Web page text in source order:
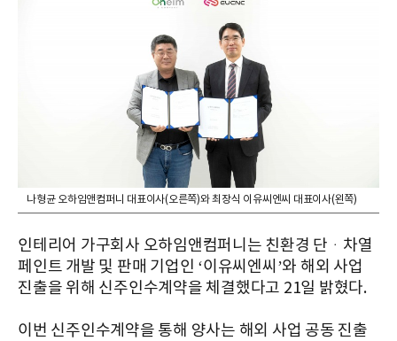
나형균 오하임앤컴퍼니 대표이사(오른쪽)와 최장식 이유씨엔씨 대표이사(왼쪽)
인테리어 가구회사 오하임앤컴퍼니는 친환경 단ᆞ차열
페인트 개발 및 판매 기업인 ‘이유씨엔씨’와 해외 사업
진출을 위해 신주인수계약을 체결했다고 21일 밝혔다.
이번 신주인수계약을 통해 양사는 해외 사업 공동 진출